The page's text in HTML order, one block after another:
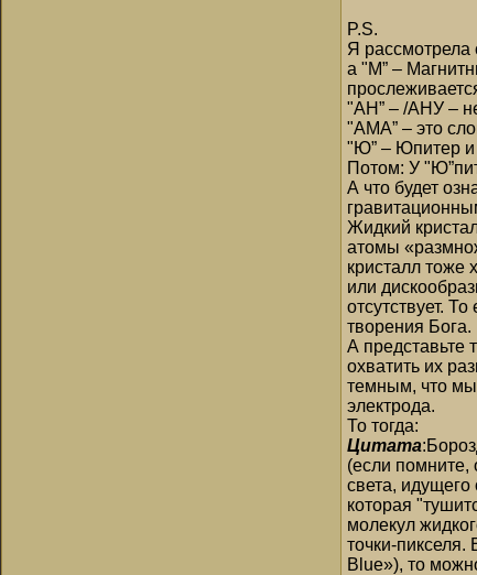
P.S.
Я рассмотрела
а "М” –
"АН” – /АНУ –
"АМА” – это
"Ю” – Юпитер и
Потом: У
А что будет
Жидкий
атомы
кристалл тоже
или
отсутствует.
творения Бога.
А представьте
охватить их
темным, что мы
электрода.
То тогда:
Цитата
(если помните,
света,
которая
молекул
точки-
Blue»), то